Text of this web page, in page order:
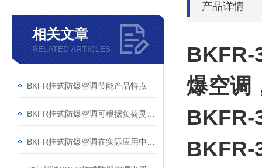
相关文章
RELATED ARTICLES
BKFR挂式防爆空调节能产品特点
产品详情
BKFR-
爆空调
BKFR-
BKFR-